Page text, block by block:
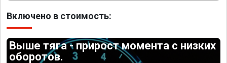
Включено в стоимость:
Выше тяга - прирост момента с низких
оборотов.